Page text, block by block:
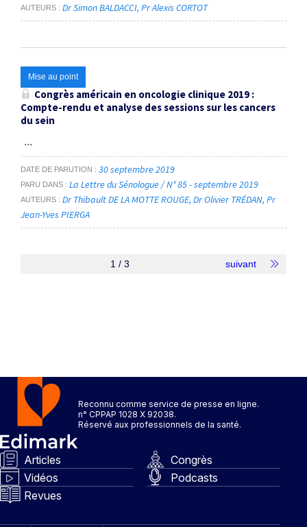
AUTEURS Dr Simon BALDACCI Pr Alexis CORTOT
Mise au point
Congrès américain en oncologie clinique 2019 :
Compte-rendu et analyse des sessions sur les cancers
du sein
...
DATE DE PARUTION 30 septembre 2019
PARU DANS La Lettre du Sénologue / N° 85 - septembre 2019
AUTEURS Dr Thibault DE LA MOTTE ROUGE Dr Olivier TRÉDAN Pr
Jean-Yves PIERGA
1 / 3 suivant
Reconnu comme service de presse en ligne.
n° CPPAP 1028 X 92038.
Réservé aux professionnels de la santé.
Articles
Congrès
Vidéos
Podcasts
Revues